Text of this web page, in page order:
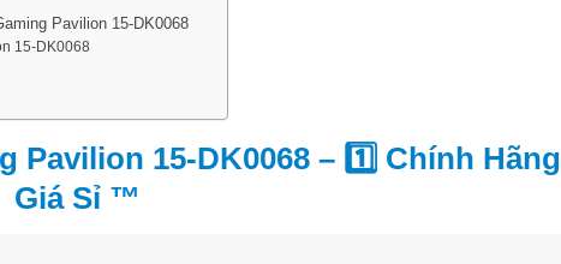
Pavilion 15-DK0068
15-DK0068
Pavilion 15-DK0068 – 1️⃣ Chính Hãng
Giá Sỉ ™